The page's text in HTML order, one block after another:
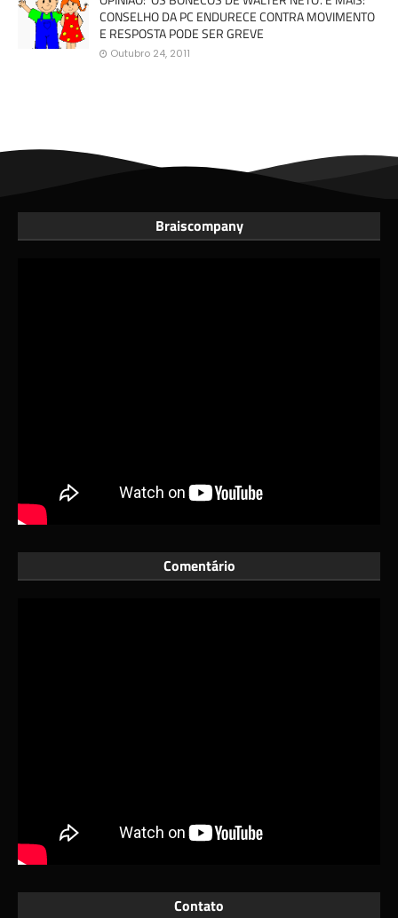
CONSELHO DA PC ENDURECE CONTRA MOVIMENTO
E RESPOSTA PODE SER GREVE
Outubro 24, 2011
Braiscompany
Comentário
Contato